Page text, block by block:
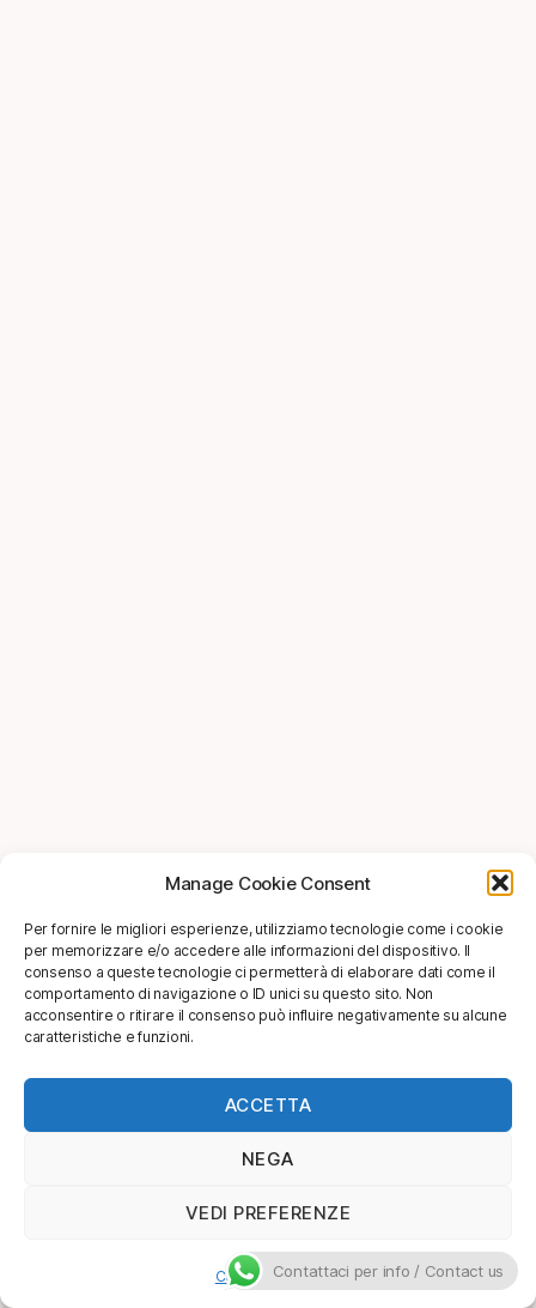
Manage Cookie Consent
Per fornire le migliori esperienze, utilizziamo tecnologie come i cookie
per memorizzare e/o accedere alle informazioni del dispositivo. Il
consenso a queste tecnologie ci permetterà di elaborare dati come il
comportamento di navigazione o ID unici su questo sito. Non
acconsentire o ritirare il consenso può influire negativamente su alcune
caratteristiche e funzioni.
ACCETTA
NEGA
VEDI PREFERENZE
Cookie PolicyContattaci per info / Contact us